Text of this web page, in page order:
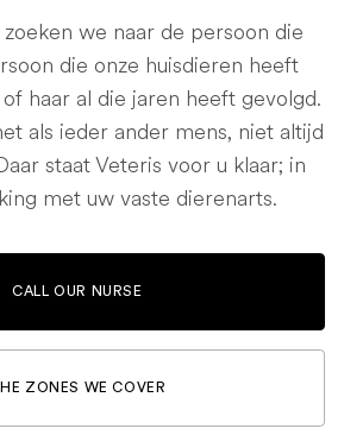
we naar de persoon die
die onze huisdieren heeft
haar al die jaren heeft gevolgd.
als ieder ander mens, niet altijd
staat Veteris voor u klaar; in
met uw vaste dierenarts.
CALL OUR NURSE
ZONES WE COVER